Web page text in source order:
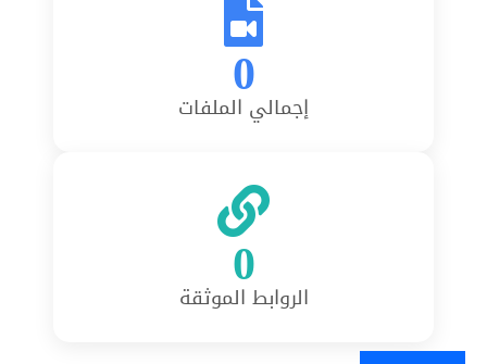
0
إجمالي الملفات
0
الروابط الموثقة